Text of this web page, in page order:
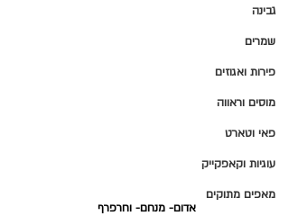
גבינה
שמרים
פירות ואגוזים
מוסים וראווה
פאי וטארט
עוגיות וקאפקייק
מאפים מתוקים
אדום- מנחם- וחרפרף